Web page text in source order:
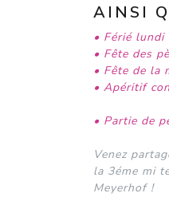
AINSI
• Férié lundi
• Fête des
• Fête de la
• Apéritif
• Partie de
Venez
la 3éme mi
Meyerhof !